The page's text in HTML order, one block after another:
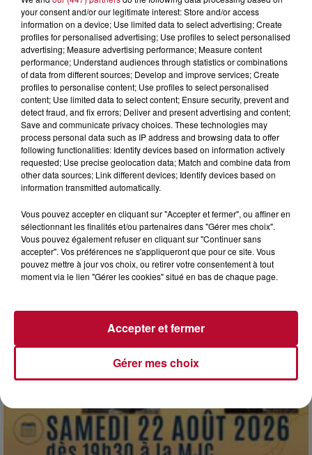
7 août 2026
NOS IDÉES DE SORTIE POUR CE WEEK-END
Comme tous les vendredis, voici une petite sélection des
rendez-vous à ne pas manquer dans le coin. Que vous ayez
your consent and/or our legitimate interest: Store and/or access
information on a device; Use limited data to select advertising; Create
profiles for personalised advertising; Use profiles to select personalised
advertising; Measure advertising performance; Measure content
performance; Understand audiences through statistics or combinations
of data from different sources; Develop and improve services; Create
profiles to personalise content; Use profiles to select personalised
content; Use limited data to select content; Ensure security, prevent and
detect fraud, and fix errors; Deliver and present advertising and content;
Save and communicate privacy choices. These technologies may
process personal data such as IP address and browsing data to offer
following functionalities: Identify devices based on information actively
requested; Use precise geolocation data; Match and combine data from
other data sources; Link different devices; Identify devices based on
information transmitted automatically.
Vous pouvez accepter en cliquant sur "Accepter et fermer", ou affiner en
sélectionnant les finalités et/ou partenaires dans "Gérer mes choix".
Vous pouvez également refuser en cliquant sur "Continuer sans
accepter". Vos préférences ne s'appliqueront que pour ce site. Vous
pouvez mettre à jour vos choix, ou retirer votre consentement à tout
moment via le lien "Gérer les cookies" situé en bas de chaque page.
Gérer mes choix
Accepter et fermer